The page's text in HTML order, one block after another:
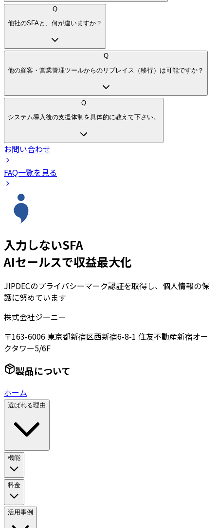
Q
他社のSFAと、何が違いますか？
Q
他の顧客・営業管理ツールからのリプレイス（移行）は可能ですか？
Q
システム導入後の支援体制を具体的に教えて下さい。
お問い合わせ
FAQ一覧を見る
入力しないSFA
AIセールスで収益最大化
JIPDECのプライバシーマーク認証を取得し、個人情報の保
護に努めています
株式会社ジーニー
〒163-6006 東京都新宿区西新宿6-8-1 住友不動産新宿オー
クタワー5/6F
製品について
ホーム
選ばれる理由
機能
料金
活用事例